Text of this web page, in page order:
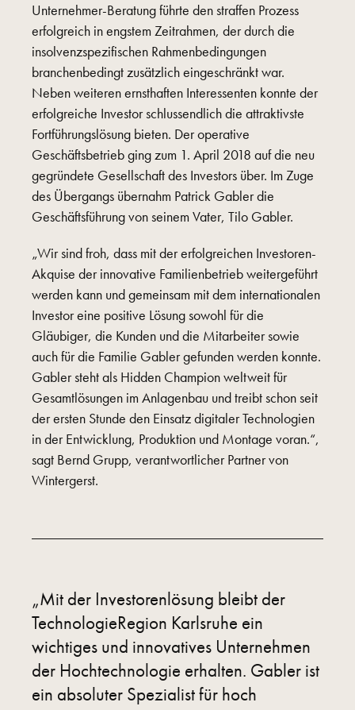
Unternehmer-Beratung führte den straffen Prozess
erfolgreich in engstem Zeitrahmen, der durch die
insolvenzspezifischen Rahmenbedingungen
branchenbedingt zusätzlich eingeschränkt war.
Neben weiteren ernsthaften Interessenten konnte der
erfolgreiche Investor schlussendlich die attraktivste
Fortführungslösung bieten. Der operative
Geschäftsbetrieb ging zum 1. April 2018 auf die neu
gegründete Gesellschaft des Investors über. Im Zuge
des Übergangs übernahm Patrick Gabler die
Geschäftsführung von seinem Vater, Tilo Gabler.
„Wir sind froh, dass mit der erfolgreichen Investoren-
Akquise der innovative Familienbetrieb weitergeführt
werden kann und gemeinsam mit dem internationalen
Investor eine positive Lösung sowohl für die
Gläubiger, die Kunden und die Mitarbeiter sowie
auch für die Familie Gabler gefunden werden konnte.
Gabler steht als Hidden Champion weltweit für
Gesamtlösungen im Anlagenbau und treibt schon seit
der ersten Stunde den Einsatz digitaler Technologien
in der Entwicklung, Produktion und Montage voran.“,
sagt Bernd Grupp, verantwortlicher Partner von
Wintergerst.
„Mit der Investorenlösung bleibt der
TechnologieRegion Karlsruhe ein
wichtiges und innovatives Unternehmen
der Hochtechnologie erhalten. Gabler ist
ein absoluter Spezialist für hoch